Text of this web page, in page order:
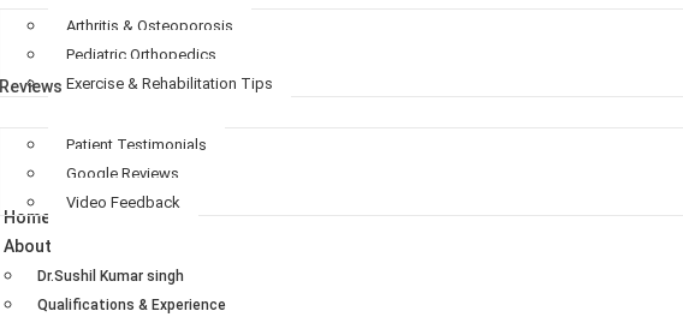
Arthritis & Osteoporosis
Pediatric Orthopedics
Exercise & Rehabilitation Tips
Reviews
Patient Testimonials
Google Reviews
Video Feedback
Home
About
Dr.Sushil Kumar singh
Qualifications & Experience